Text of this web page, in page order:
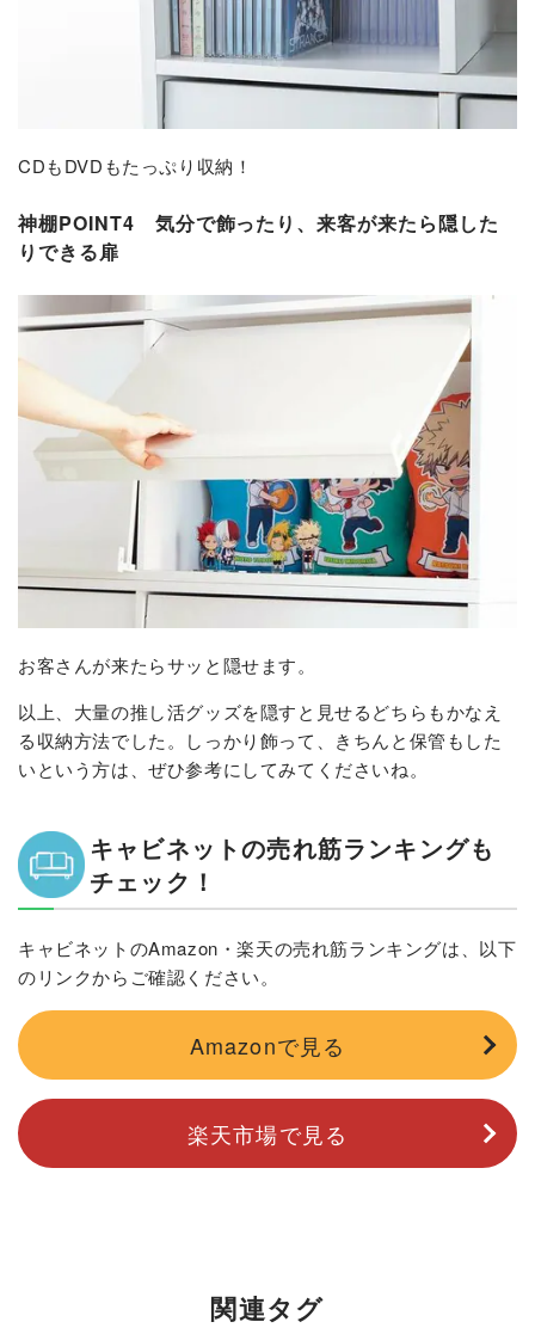
CDもDVDもたっぷり収納！
神棚POINT4 気分で飾ったり、来客が来たら隠した
りできる扉
お客さんが来たらサッと隠せます。
以上、大量の推し活グッズを隠すと見せるどちらもかなえ
る収納方法でした。しっかり飾って、きちんと保管もした
いという方は、ぜひ参考にしてみてくださいね。
キャビネットの売れ筋ランキングも
チェック！
キャビネットのAmazon・楽天の売れ筋ランキングは、以下
のリンクからご確認ください。
Amazonで見る
楽天市場で見る
関連タグ